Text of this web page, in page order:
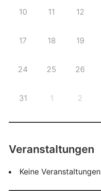
10 11 12
17 18 19
24 25 26
31 1 2
Veranstaltungen
Keine Veranstaltungen